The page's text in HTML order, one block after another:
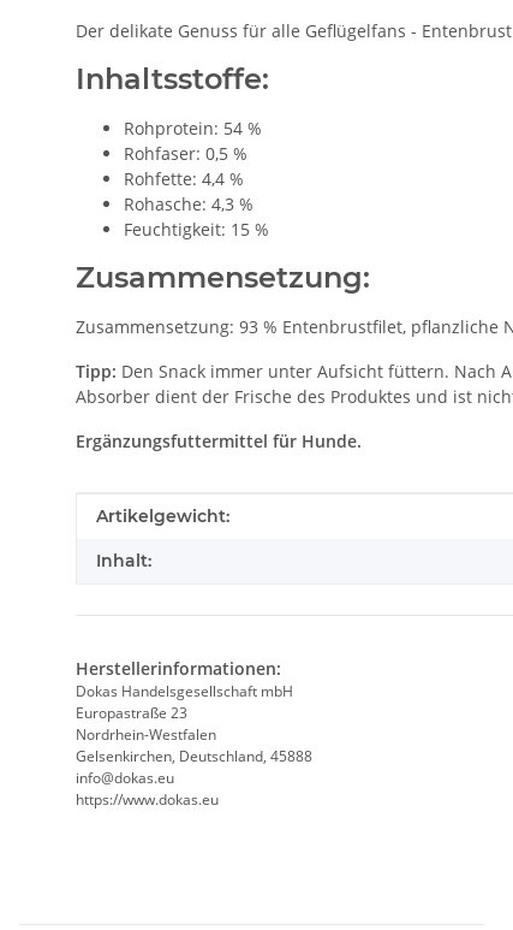
Der delikate Genuss für alle Geflügelfans -
Inhaltsstoffe:
Rohprotein: 54 %
Rohfaser: 0,5 %
Rohfette: 4,4 %
Rohasche: 4,3 %
Feuchtigkeit: 15 %
Zusammensetzung:
Zusammensetzung: 93 % Entenbrustfilet, pflanzliche
Tipp: Den Snack immer unter Aufsicht füttern. Nach
Absorber dient der Frische des Produktes und ist
Ergänzungsfuttermittel für Hunde.
Produkteigenschaft
Wert
Artikelgewicht:
Inhalt:
Herstellerinformationen:
Dokas Handelsgesellschaft mbH
Europastraße 23
Nordrhein-Westfalen
Gelsenkirchen, Deutschland, 45888
info@dokas.eu
https://www.dokas.eu